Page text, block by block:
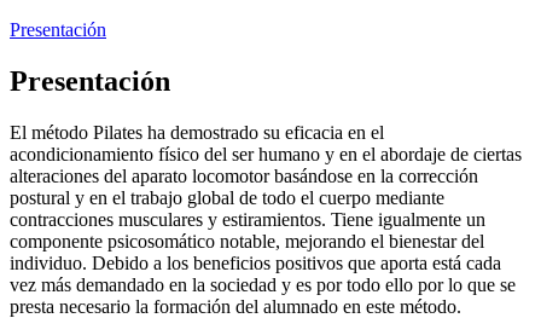
Presentación
Presentación
El método Pilates ha demostrado su eficacia en el
acondicionamiento físico del ser humano y en el abordaje de ciertas
alteraciones del aparato locomotor basándose en la corrección
postural y en el trabajo global de todo el cuerpo mediante
contracciones musculares y estiramientos. Tiene igualmente un
componente psicosomático notable, mejorando el bienestar del
individuo. Debido a los beneficios positivos que aporta está cada
vez más demandado en la sociedad y es por todo ello por lo que se
presta necesario la formación del alumnado en este método.